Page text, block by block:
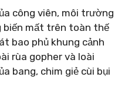
công viên, môi trường
biến mất trên toàn thế
bao phủ khung cảnh
rùa gopher và loài
bang, chim giẻ cùi bụi